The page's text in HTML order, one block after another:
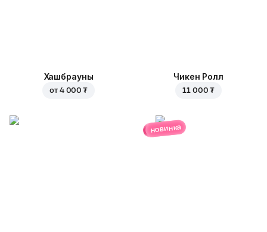
Хашбрауны
от 4 000 ₮
Чикен Ролл
11 000 ₮
новинка